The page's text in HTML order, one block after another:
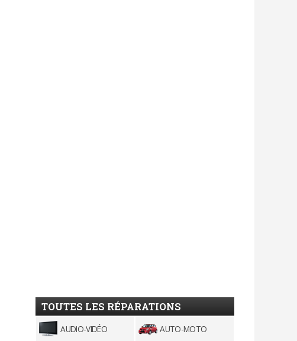
TOUTES LES RÉPARATIONS
AUDIO-VIDÉO AUTO-MOTO